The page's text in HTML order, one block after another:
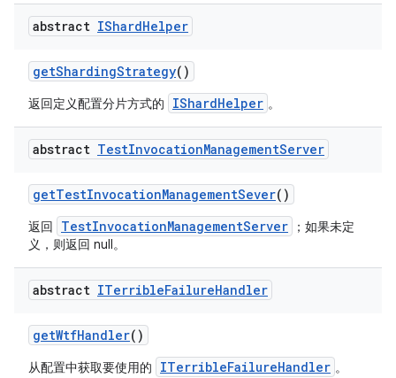
abstract IShardHelper
getShardingStrategy()
返回定义配置分片方式的 IShardHelper 。
abstract TestInvocationManagementServer
getTestInvocationManagementSever()
返回 TestInvocationManagementServer
；如果未定
义，则返回 null。
abstract ITerribleFailureHandler
getWtfHandler()
从配置中获取要使用的 ITerribleFailureHandler 。